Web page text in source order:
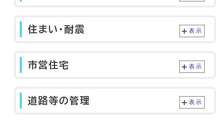
住まい・耐震 表示
市営住宅 表示
道路等の管理 表示